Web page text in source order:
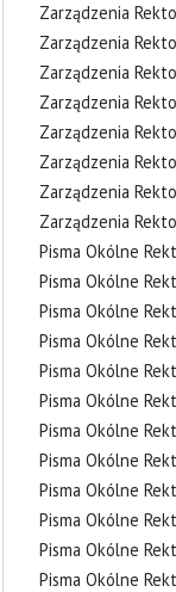
Zarządzenia
Zarządzenia
Zarządzenia
Zarządzenia
Zarządzenia
Zarządzenia
Zarządzenia
Zarządzenia
Pisma Okólne
Pisma Okólne
Pisma Okólne
Pisma Okólne
Pisma Okólne
Pisma Okólne
Pisma Okólne
Pisma Okólne
Pisma Okólne
Pisma Okólne
Pisma Okólne
Pisma Okólne